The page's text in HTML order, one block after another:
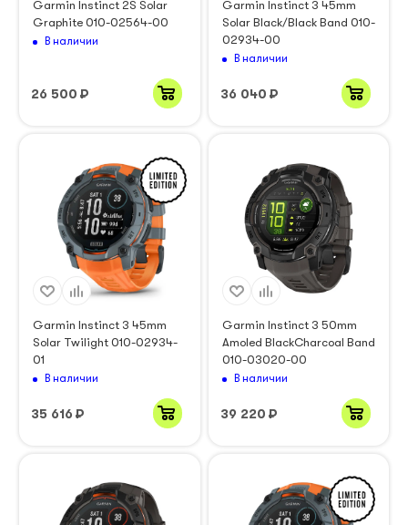
Garmin Instinct 2S Solar
Graphite 010-02564-00
В наличии
26 500 ₽
Garmin Instinct 3 45mm
Solar Black/Black Band 010-
02934-00
В наличии
36 040 ₽
Garmin Instinct 3 45mm
Solar Twilight 010-02934-
01
В наличии
35 616 ₽
Garmin Instinct 3 50mm
Amoled BlackCharcoal Band
010-03020-00
В наличии
39 220 ₽